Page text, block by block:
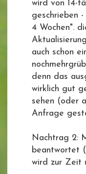
wird von 14-
geschrieben
4 Wochen".
auch schon
denn das
wirklich gut
sehen (oder
Anfrage
Nachtrag 2:
beantwortet
wird zur Zeit